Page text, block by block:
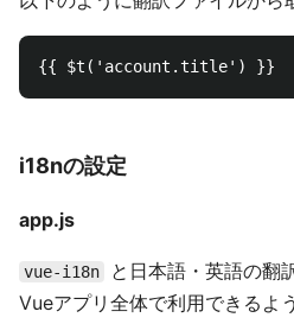
i18nの設定
app.js
vue-i18n
と日本語・英語の翻
Vueアプリ全体で利用できるよ